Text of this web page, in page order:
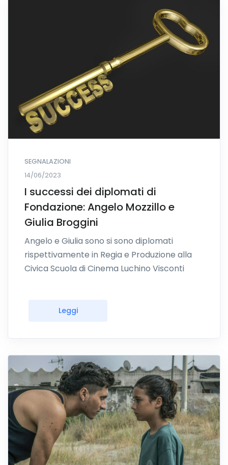
SEGNALAZIONI
14/06/2023
I successi dei diplomati di
Fondazione: Angelo Mozzillo e
Giulia Broggini
Angelo e Giulia sono si sono diplomati
rispettivamente in Regia e Produzione alla
Civica Scuola di Cinema Luchino Visconti
Leggi